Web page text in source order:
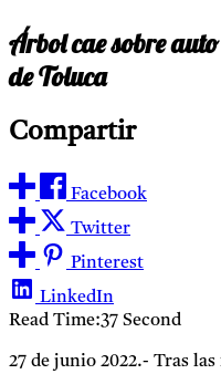
Árbol cae sobre auto
de Toluca
Compartir
Facebook
Twitter
Pinterest
LinkedIn
Read Time:37 Second
27 de junio 2022.- Tras